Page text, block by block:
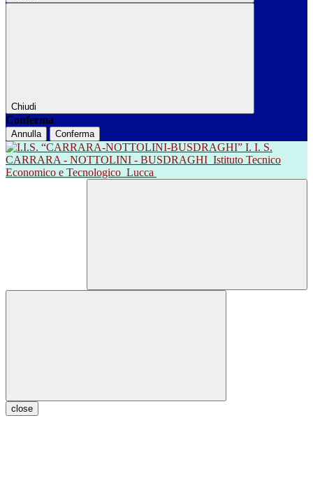
Chiudi
Conferma
Annulla Conferma
I. I. S.
CARRARA - NOTTOLINI - BUSDRAGHI Istituto Tecnico
Economico e Tecnologico Lucca
close